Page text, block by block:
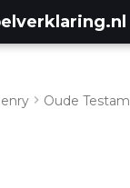
Oude